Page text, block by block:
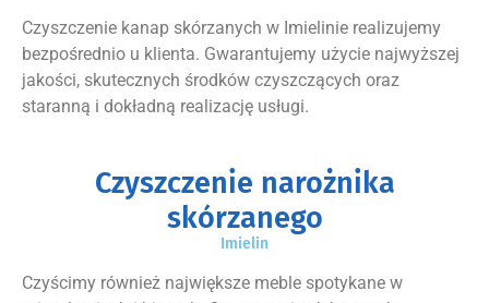
Czyszczenie kanap skórzanych w Imielinie realizujemy
bezpośrednio u klienta. Gwarantujemy użycie najwyższej
jakości, skutecznych środków czyszczących oraz
staranną i dokładną realizację usługi.
Czyszczenie narożnika
skórzanego
Imielin
Czyścimy również największe meble spotykane w